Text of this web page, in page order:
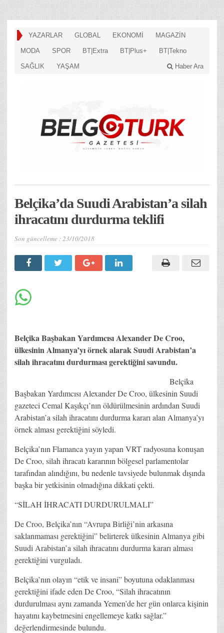
YAZARLAR GLOBAL EKONOMİ MAGAZİN
MODA SPOR BT|Extra BT|Plus+ BT|Tekno
SAĞLIK YAŞAM Haber Ara
Belçika’da Suudi Arabistan’a silah
ihracatını durdurma teklifi
Son güncelleme :23/10/2018
Belçika Başbakan Yardımcısı Alexander De Croo,
ülkesinin Almanya’yı örnek alarak Suudi Arabistan’a
silah ihracatını durdurması gerektiğini savundu.
Belçika
Başbakan Yardımcısı Alexander De Croo, ülkesinin Suudi
gazeteci Cemal Kaşıkçı’nın öldürülmesinin ardından Suudi
Arabistan’a silah ihracatını durdurma kararı alan Almanya’yı
örnek alması gerektiğini söyledi.
Belçika’nın Flamanca yayın yapan VRT radyosuna konuşan
De Croo, silah ihracatı kararının bölgesel parlamentolar
tarafından alındığını, bu nedenle tavsiyede bulunmak dışında
başka bir yetkisinin olmadığına dikkati çekti.
“SİLAH İHRACATI DURDURULMALI”
De Croo, Belçika’nın “Avrupa Birliği’nin arkasına
saklanmaması gerektiğini” belirterek ülkesinin Almanya gibi
Suudi Arabistan’a silah ihracatını durdurma kararı alması
gerektiğini vurguladı.
Belçika’nın olayın “etik ve insani” boyutuna odaklanması
gerektiğini ifade eden De Croo, “Silah ihracatının
durdurulması aynı zamanda Yemen’de her gün onlarca kişinin
hayatını kaybetmesini engellemeye katkı sağlar.”
değerlendirmesinde bulundu.